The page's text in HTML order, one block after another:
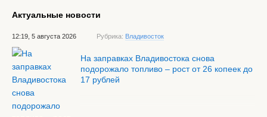
Актуальные новости
12:19, 5 августа 2026 Рубрика: Владивосток
На заправках Владивостока снова
подорожало топливо – рост от 26 копеек до
17 рублей